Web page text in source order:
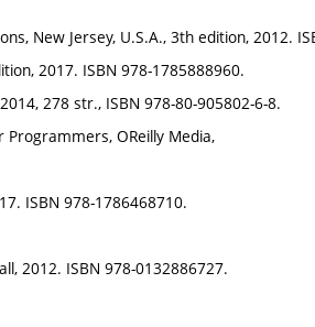
New Jersey, U.S.A., 3th edition, 2012.
2017. ISBN 978-1785888960.
278 str., ISBN 978-80-905802-6-8.
Programmers, OReilly Media,
ISBN 978-1786468710.
2012. ISBN 978-0132886727.